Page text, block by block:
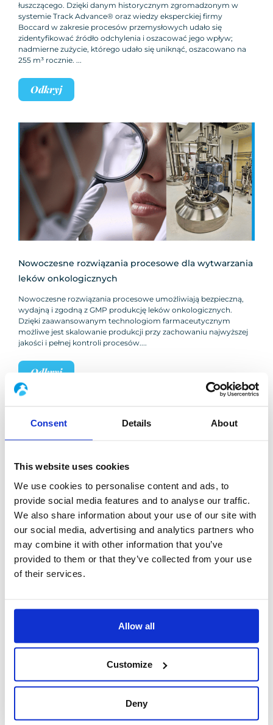
Consent Details About
This website uses cookies
We use cookies to personalise content and ads, to
provide social media features and to analyse our traffic.
We also share information about your use of our site with
our social media, advertising and analytics partners who
may combine it with other information that you’ve
provided to them or that they’ve collected from your use
of their services.
Allow all
Customize
Deny
łuszczącego. Dzięki danym historycznym zgromadzonym w
systemie Track Advance® oraz wiedzy eksperckiej firmy
Boccard w zakresie procesów przemysłowych udało się
zidentyfikować źródło odchylenia i oszacować jego wpływ;
nadmierne zużycie, którego udało się uniknąć, oszacowano na
255 m³ rocznie.
Odkryj
Nowoczesne rozwiązania procesowe dla wytwarzania
leków onkologicznych
Nowoczesne rozwiązania procesowe umożliwiają bezpieczną,
wydajną i zgodną z GMP produkcję leków onkologicznych.
Dzięki zaawansowanym technologiom farmaceutycznym
możliwe jest skalowanie produkcji przy zachowaniu najwyższej
jakości i pełnej kontroli procesów.
Odkryj
Zaufany partner inżynieryjny dla biotechnologicznej
produkcji w sektorze zdrowia zwierząt
pokazuje, jak wygląda przemysłowy proces wytwarzania insuliny
przygotowanie produktu końcowego — oraz w jaki sposób
zwiększeniu mocy produkcyjnych na etapie opracowywania
preparatu.